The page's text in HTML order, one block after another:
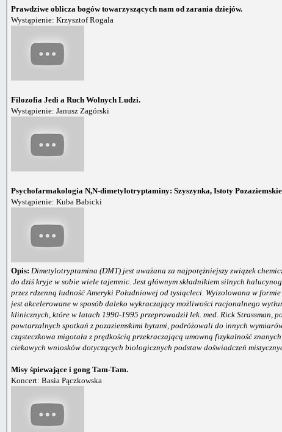
Prawdziwe oblicza bogów towarzyszących nam od zarania dziejów.
Wystąpienie: Krzysztof Rogala
Filozofia Jedi a Ruch Wolnych Ludzi.
Wystąpienie: Janusz Zagórski
Psychofarmakologia N,N-dimetylotryptaminy: Szyszynka, Istoty
Wystąpienie: Kuba Babicki
Opis: Dimetylotryptamina (DMT) jest uważana za najpotężniejszy związek
do dziś kryje w sobie wiele tajemnic. Jest głównym składnikiem silnych
przez rdzenną ludność Ameryki Południowej od tysiącleci. Wyizolowana w
jest akcelerowane w sposób daleko wykraczający możliwości racjonalnego
klinicznych, które w latach 1990-1995 przeprowadził lek. med. Rick
powtarzalnych spotkań z pozaziemskimi bytami, podróżowali do innych
cząsteczkowa migotała z prędkością przekraczającą umowną fizykalność
ciekawych wniosków dotyczących biologicznych podstaw doświadczeń
Misy śpiewające i gong Tam-Tam.
Koncert: Basia Pączkowska